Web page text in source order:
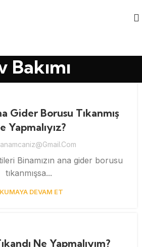
Bakımı
Gider Borusu Tıkanmış
Yapmalıyız?
Binamızın ana gider borusu
tıkanmışsa...
DEVAM ET
Ne Yapmalıyım?